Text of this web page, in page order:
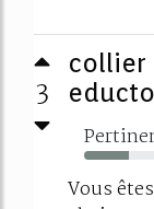
3
collier
59%
Vous